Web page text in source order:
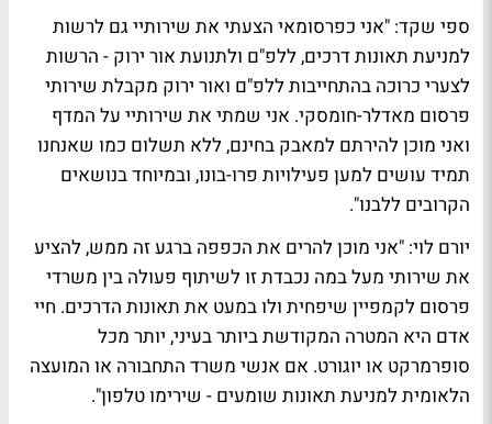
ספי שקד: "אני כפרסומאי הצעתי את שירותיי גם לרשות
למניעת תאונות דרכים, ללפ"ם ולתנועת אור ירוק - הרשות
לצערי כרוכה בהתחייבות ללפ"ם ואור ירוק מקבלת שירותי
פרסום מאדלר-חומסקי. אני שמתי את שירותיי על המדף
ואני מוכן להירתם למאבק בחינם, ללא תשלום כמו שאנחנו
תמיד עושים למען פעילויות פרו-בונו, ובמיוחד בנושאים
הקרובים ללבנו".
יורם לוי: "אני מוכן להרים את הכפפה ברגע זה ממש, להציע
את שירותי מעל במה נכבדת זו לשיתוף פעולה בין משרדי
פרסום לקמפיין שיפחית ולו במעט את תאונות הדרכים. חיי
אדם היא המטרה המקודשת ביותר בעיני, יותר מכל
סופרמרקט או יוגורט. אם אנשי משרד התחבורה או המועצה
הלאומית למניעת תאונות שומעים - שירימו טלפון".